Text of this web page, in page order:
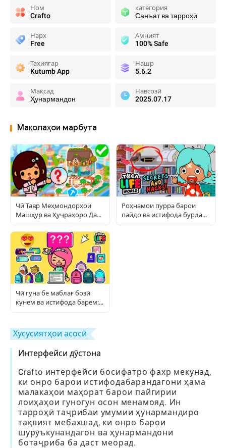
Ном
Crafto
категория
Санъат ва тарроҳӣ
Нарх
Free
Амният
100% Safe
Таҳиягар
Kutumb App
Нашр
5.6.2
Мақсад
Ҳунармандон
Навсозӣ
2025.07.17
Мақолаҳои марбута
Чӣ Тавр Меҳмондорҳои
Машҳур ва Ҳуҷраҳоро Дар
Намудан
Роҳнамои пурра барои
пайдо ва истифода бурдани
Чӣ гуна бе маблағ бозӣ
кунем ва истифода барем:
Хусусиятҳои асосӣ
Интерфейси дӯстона
Crafto интерфейси босифатро фахр мекунад,
ки онро барои истифодабарандагони ҳама
малакаҳои маҳорат барои пайгирии
лоиҳаҳои гуногун осон менамояд. Ин
тарроҳӣ таҷрибаи умумии ҳунармандиро
тақвият мебахшад, ки онро барои
шурӯъкунандагон ва ҳунармандони
ботаҷриба ба даст меорад.